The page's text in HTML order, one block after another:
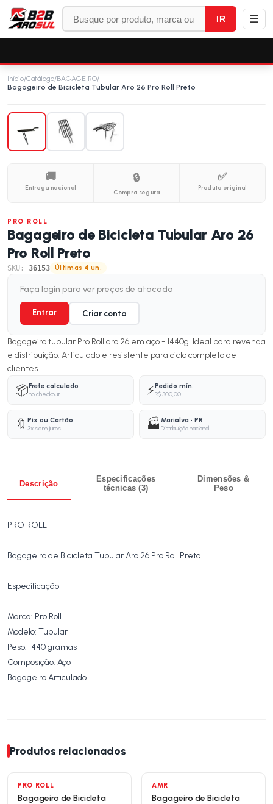
IR ☰
Início/Catálogo/BAGAGEIRO/
Bagageiro de Bicicleta Tubular Aro 26 Pro Roll Preto
🚚
Entrega nacional
🔒
Compra segura
✅
Produto original
PRO ROLL
Bagageiro de Bicicleta Tubular Aro 26
Pro Roll Preto
SKU: 36153 Últimas 4 un.
Faça login para ver preços de atacado
Entrar Criar conta
Bagageiro tubular Pro Roll aro 26 em aço - 1440g. Ideal para revenda
e distribuição. Articulado e resistente para ciclo completo de
clientes.
📦Frete calculado
no checkout
⚡Pedido mín.
R$ 300,00
🔖 Pix ou Cartão
3x sem juros
🏭 Marialva · PR
Distribuição nacional
Descrição
Especificações
técnicas (3)
Dimensões &
Peso
PRO ROLL
Bagageiro de Bicicleta Tubular Aro 26 Pro Roll Preto
Especificação
Marca: Pro Roll
Modelo: Tubular
Peso: 1440 gramas
Composição: Aço
Bagageiro Articulado
Produtos relacionados
PRO ROLL
Bagageiro de Bicicleta
AMR
Bagageiro de Bicicleta